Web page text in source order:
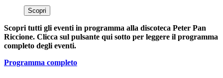
Scopri
Scopri tutti gli eventi in programma alla discoteca Peter Pan
Riccione. Clicca sul pulsante qui sotto per leggere il programma
completo degli eventi.
Programma completo